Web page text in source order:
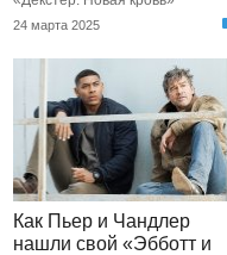
24 марта 2025
Как Пьер и Чандлер
нашли свой «Эбботт и